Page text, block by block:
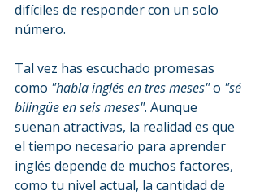
difíciles de responder con un solo
número.
Tal vez has escuchado promesas
como "habla inglés en tres meses" o "sé
bilingüe en seis meses". Aunque
suenan atractivas, la realidad es que
el tiempo necesario para aprender
inglés depende de muchos factores,
como tu nivel actual, la cantidad de